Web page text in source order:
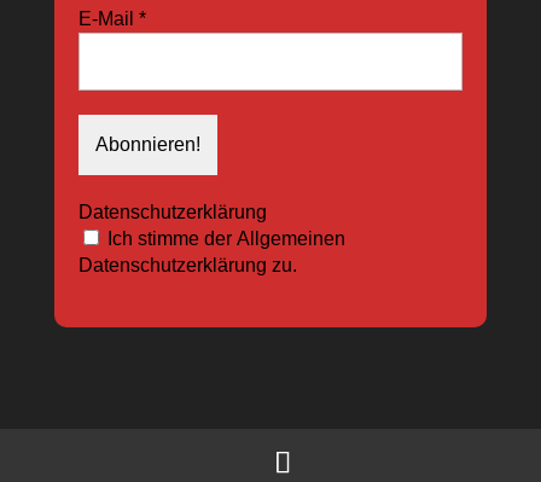
E-Mail *
Datenschutzerklärung
Ich stimme der Allgemeinen
Datenschutzerklärung zu.